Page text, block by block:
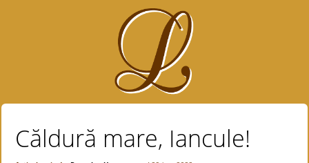
Căldură mare, Iancule!